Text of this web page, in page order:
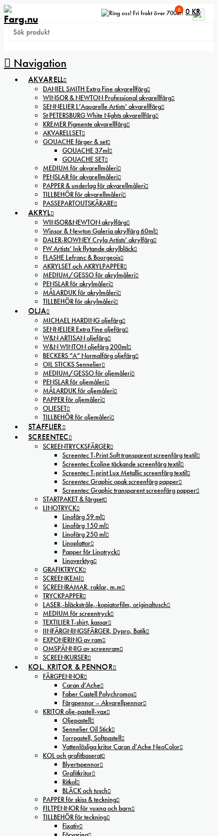
Fri frakt över 700kr!
Navigation
0 0 KR
AKVARELL
DANIEL SMITH Extra Fine akvarellfärg
WINSOR & NEWTON Professional akvarellfärg
SENNELIER L’Aquarelle Artists’ akvarellfärg
St PETERSBURG White Nights akvarellfärg
KREMER Pigmente akvarellfärg
AKVARELLSET
GOUACHE färger & set
GOUACHE 37ml
GOUACHE SET
MEDIUM för akvarellmåleri
PENSLAR för akvarellmåleri
PAPPER & underlag för akvarellmåleri
TILLBEHÖR för akvarellmåleri
PASSEPARTOUTSKÄRARE
AKRYL
WINSOR&NEWTON akrylfärg
Winsor & Newton Galeria akrylfärg 60ml
DALER-ROWNEY Cryla Artists’ akrylfärg
FW Artists’ Ink flytande akrylbläck
FLASHE Lefranc & Bourgeois
AKRYLSET och AKRYLPAPPER
MEDIUM/GESSO för akrylmåleri
PENSLAR för akrylmåleri
MÅLARDUK för akrylmåleri
TILLBEHÖR för akrylmåleri
OLJA
MICHAEL HARDING oljefärg
SENNELIER Extra Fine oljefärg
W&N ARTISAN oljefärg
W&N WINTON oljefärg 200ml
BECKERS ”A” Normalfärg oljefärg
OIL STICKS Sennelier
MEDIUM/GESSO för oljemåleri
PENSLAR för oljemåleri
MÅLARDUK för oljemåleri
PAPPER för oljemåleri
OLJESET
TILLBEHÖR för oljemåleri
STAFFLIER
SCREENTEC
SCREENTRYCKSFÄRGER
Screentec T-Print Soft transparent screenfärg textil
Screentec Ecoline täckande screenfärg textil
Screentec T-print Lux Metallic screenfärg textil
Screentec Graphic opak screenfärg papper
Screentec Graphic transparent screenfärg papper
STARTPAKET & färgset
LINOTRYCK
Linofärg 59 ml
Linofärg 150 ml
Linofärg 250 ml
Linoplattor
Papper för Linotryck
Linoverktyg
GRAFIKTRYCK
SCREENKEMI
SCREENRAMAR, raklar, m.m
TRYCKPAPPER
LASER,-bläckstråle,-kopiatorfilm, oríginaltusch
MEDIUM för screentryck
TEXTILIER T-shirt, kassar
IINFÄRGNINGSFÄRGER, Dypro, Batik
EXPONERING av ram
OMSPÄNNIG av screenram
SCREENKURSER
KOL, KRITOR & PENNOR
FÄRGPENNOR
Caran d’Ache
Faber Castell Polychromos
Färgpennor – Akvarellpennor
KRITOR olje-pastell-vax
Oljepastell
Sennelier Oil Stick
Torrpastell, Softpastell
Vattenlösliga kritor Caran d’Ache NeoColor
KOL och grafitbaserat
Blyertspennor
Grafitkritor
Ritkol
BLÄCK och tusch
PAPPER för skiss & teckning
FILTPENNOR för vuxna och barn
TILLBEHÖR för teckning
Fixativ